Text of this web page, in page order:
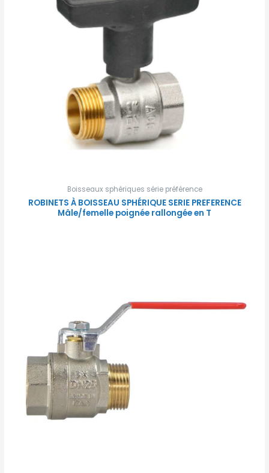
Boisseaux sphériques série préférence
ROBINETS À BOISSEAU SPHÉRIQUE SERIE PREFERENCE
Mâle/femelle poignée rallongée en T